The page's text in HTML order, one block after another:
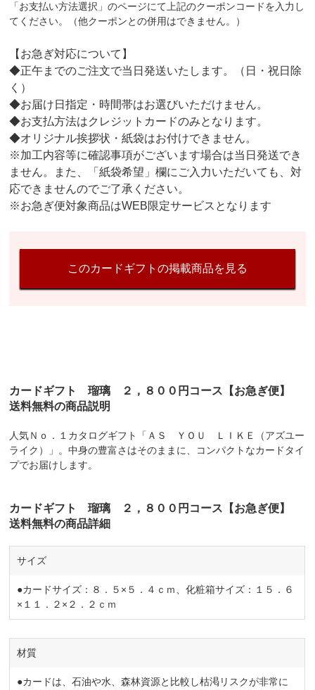
「お支払い方法選択」のページにて上記のクーポンコードを入力し
てください。（他クーポンとの併用はできません。）
【お急ぎ対応について】
◆正午までのご注文で当日発送いたします。（日・祝日除
く）
◆お届け日指定・時間帯はお選びいただけません。
◆お支払方法はクレジットカードのみとなります。
◆オリジナル挨拶状・紙袋はお付けできません。
※加工内容等に確認事項がございます場合は当日発送でき
ません。また、「紙袋希望」欄にご入力いただいても、対
応できませんのでご了承ください。
※お急ぎ便対象商品はWEB限定サービスとなります
このカードギフトの掲載商品を見る
カードギフト 瑠璃 ２，８００円コース【お急ぎ便】
送料無料の商品説明
人気Ｎｏ．１カタログギフト「ＡＳ ＹＯＵ ＬＩＫＥ（アズユー
ライク）」。中身の豊富さはそのままに、コンパクトなカードタイ
プでお届けします。
カードギフト 瑠璃 ２，８００円コース【お急ぎ便】
送料無料の商品詳細
サイズ
●カードサイズ：８．５×５．４ｃｍ、化粧箱サイズ：１５．６
×１１．２×２．２ｃｍ
材質
●カードは、石油や水、森林資源と比較し枯渇リスクが非常に